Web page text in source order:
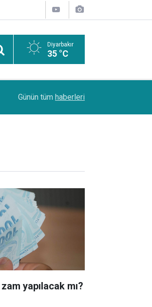
Diyarbakır
35 °C
sağlıyor
Günün tüm haberleri
yapılacak mı?